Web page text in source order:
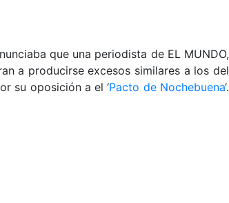
que una periodista de EL MUNDO,
a producirse excesos similares a los del
su oposición a el ‘Pacto de Nochebuena‘.